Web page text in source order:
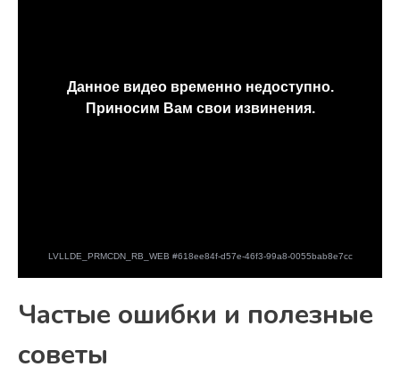
Частые ошибки и полезные
советы